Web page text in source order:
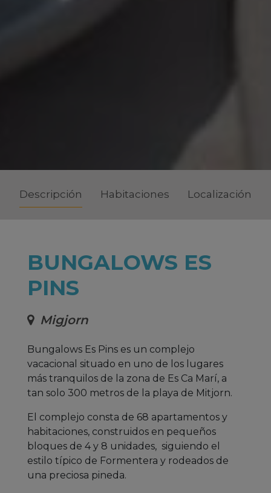
Descripción Habitaciones Localización
BUNGALOWS ES
PINS
Migjorn
Bungalows Es Pins es un complejo
vacacional situado en uno de los lugares
más tranquilos de la zona de Es Ca Marí, a
tan solo 300 metros de la playa de Mitjorn.
El complejo consta de 68 apartamentos y
habitaciones, construidos en pequeños
bloques de 4 y 8 unidades, siguiendo el
estilo típico de Formentera y rodeados de
una preciosa pineda.